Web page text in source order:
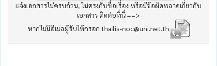
แจ้งเอกสารไม่ครบถ้วน, ไม่ตรงกับชื่อเรื่อง หรือมีข้อผิดพลาดเกี่ยวกับ
เอกสาร ติดต่อที่นี่ ==>
หากไม่มีอีเมลผู้รับให้กรอก thailis-noc@uni.net.th